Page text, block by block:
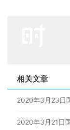
相关文章
2020年3月23日
2020年3月21日